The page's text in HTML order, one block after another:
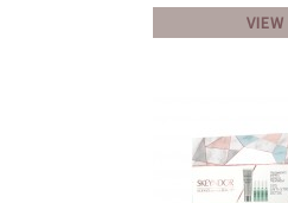
VIEW